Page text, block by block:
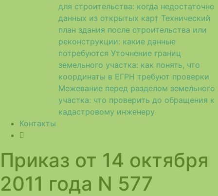
для строительства: когда недостаточно
данных из открытых карт Технический
план здания после строительства или
реконструкции: какие данные
потребуются Уточнение границ
земельного участка: как понять, что
координаты в ЕГРН требуют проверки
Межевание перед разделом земельного
участка: что проверить до обращения к
кадастровому инженеру
Контакты
Приказ от 14 октября
2011 года N 577